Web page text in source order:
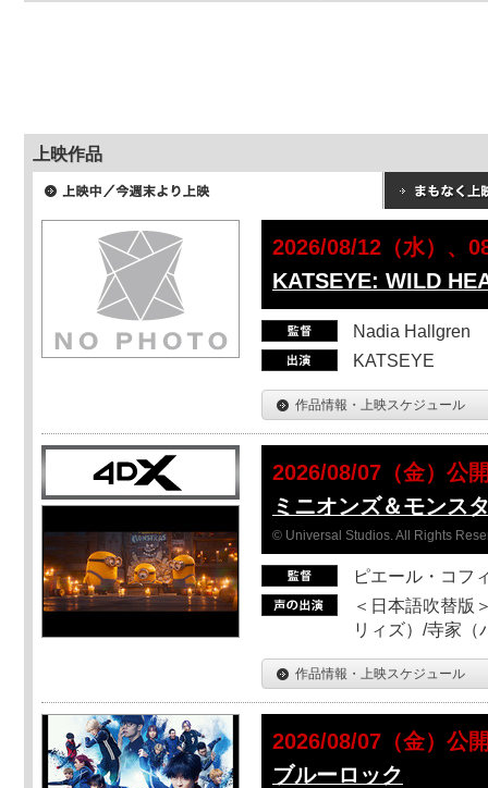
上映作品
2026/08/12（水）、
KATSEYE: WILD
Nadia Hallgren
KATSEYE
作品情報・上映スケジュール
2026/08/07（金）公
ミニオンズ＆モンス
© Universal Studios. All Rights
ピエール・コフ
＜日本語吹替版
リィズ）/寺家（
作品情報・上映スケジュール
2026/08/07（金）公
ブルーロック